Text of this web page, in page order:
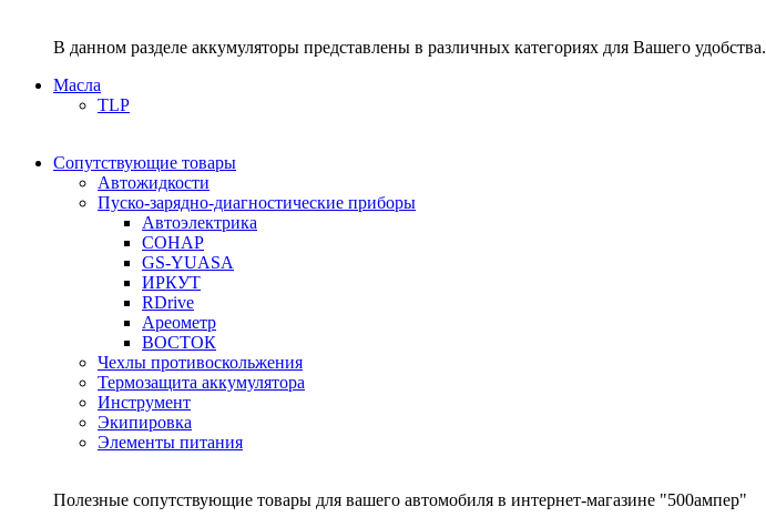
В данном разделе аккумуляторы представлены в различных категориях для Вашего удобства.
Масла
TLP
Сопутствующие товары
Автожидкости
Пуско-зарядно-диагностические приборы
Автоэлектрика
СОНАР
GS-YUASA
ИРКУТ
RDrive
Ареометр
ВОСТОК
Чехлы противоскольжения
Термозащита аккумулятора
Инструмент
Экипировка
Элементы питания
Полезные сопутствующие товары для вашего автомобиля в интернет-магазине "500ампер"